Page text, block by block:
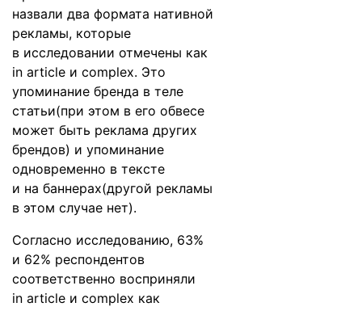
назвали два формата нативной
рекламы, которые
в исследовании отмечены как
in article и сomplex. Это
упоминание бренда в теле
статьи(при этом в его обвесе
может быть реклама других
брендов) и упоминание
одновременно в тексте
и на баннерах(другой рекламы
в этом случае нет).
Согласно исследованию, 63%
и 62% респондентов
соответственно восприняли
in article и сomplex как